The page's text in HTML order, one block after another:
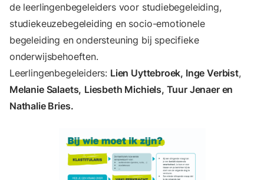
de leerlingenbegeleiders voor studiebegeleiding,
studiekeuzebegeleiding en socio-emotionele
begeleiding en ondersteuning bij specifieke
onderwijsbehoeften.
Leerlingenbegeleiders: Lien Uyttebroek, Inge Verbist,
Melanie Salaets, Liesbeth Michiels, Tuur Jenaer en
Nathalie Bries.